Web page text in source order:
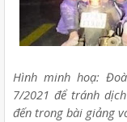
Hình minh hoạ:
7/2021 để tránh
đến trong bài giảng